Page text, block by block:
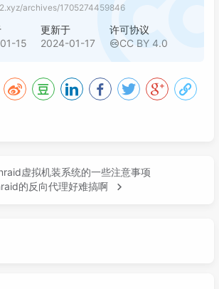
archives/1705274459846
15
更新于
2024-01-17
许可协议
CC BY 4.0
虚拟机装系统的一些注意事项
的反向代理好难搞啊